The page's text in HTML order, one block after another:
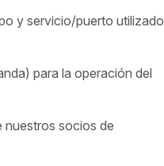
y servicio/puerto utilizado
para la operación del
nuestros socios de